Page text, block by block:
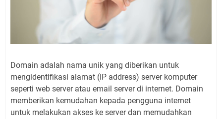
Domain adalah nama unik yang diberikan untuk
mengidentifikasi alamat (IP address) server komputer
seperti web server atau email server di internet. Domain
memberikan kemudahan kepada pengguna internet
untuk melakukan akses ke server dan memudahkan